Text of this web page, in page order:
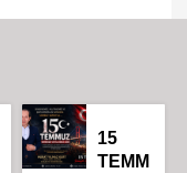
15
TEMM